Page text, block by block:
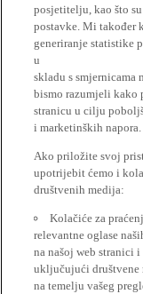
posjetitelju, kao što
postavke. Mi također
generiranje statistike
u
skladu s smjernicama
bismo razumjeli kako
stranicu u cilju
i marketinških napora.
Ako priložite svoj
upotrijebit ćemo i
društvenih medija:
Kolačiće za
relevantne oglase
na našoj web stranici i
uključujući društvene
na temelju vašeg